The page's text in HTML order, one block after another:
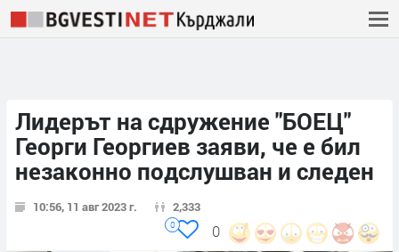
Лидерът на сдружение "БОЕЦ"
Георги Георгиев заяви, че е бил
незаконно подслушван и следен
10:56, 11 авг 2023 г. 2,333
0
0